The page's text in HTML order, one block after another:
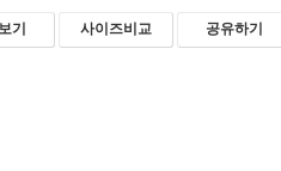
기 사이즈비교 공유하기